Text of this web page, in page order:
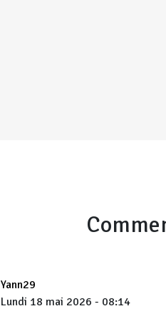
Yann29
Lundi 18 mai 2026 - 08:14